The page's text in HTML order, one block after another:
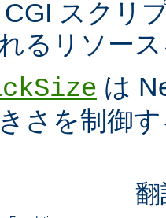
スクリ
るリソー
は
さを制御